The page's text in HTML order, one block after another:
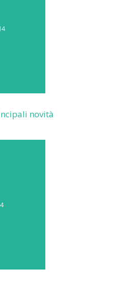
novità